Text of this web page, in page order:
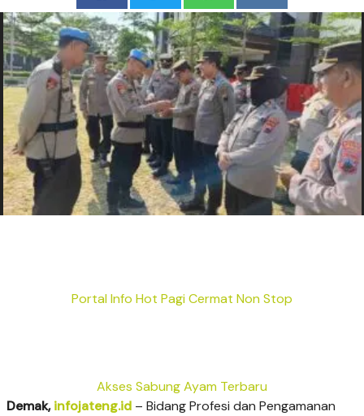
Portal Info Hot Pagi Cermat Non Stop
Akses Sabung Ayam Terbaru
Demak,infojateng.id – Bidang Profesi dan Pengamanan